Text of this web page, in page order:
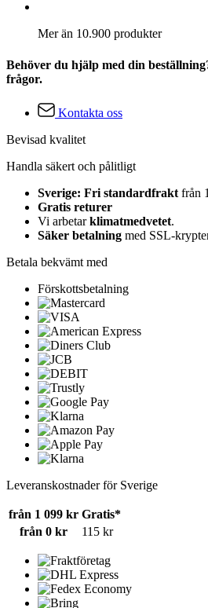
Mer än 10.900 produkter
Behöver du hjälp med din
frågor.
Kontakta oss
Bevisad kvalitet
Handla säkert och pålitligt
Sverige: Fri standardfrakt från
Gratis returer
Vi arbetarklimatmedvetet.
Säker betalning med SSL-
Betala bekvämt med
Förskottsbetalning
Leveranskostnader för Sverige
från 1 099 kr Gratis*
från 0 kr
115 kr